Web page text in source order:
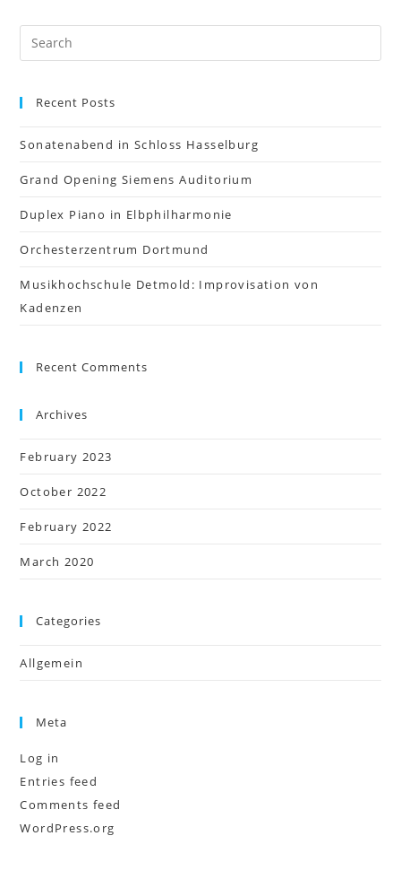
Recent Posts
Sonatenabend in Schloss Hasselburg
Grand Opening Siemens Auditorium
Duplex Piano in Elbphilharmonie
Orchesterzentrum Dortmund
Musikhochschule Detmold: Improvisation von
Kadenzen
Recent Comments
Archives
February 2023
October 2022
February 2022
March 2020
Categories
Allgemein
Meta
Log in
Entries feed
Comments feed
WordPress.org